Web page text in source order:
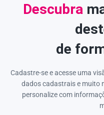
Descubra
de
Cadastre-se e acesse uma
dados cadastrais e muito
personalize com